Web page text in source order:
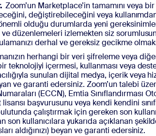
Zoom’un Marketplace’in tamamını veya
değiştirebileceğini veya
olduğu durumlarda yeni
düzenlemeleri izlemekten siz
derhal ve gereksiz gecikme
herhangi bir veri şifreleme veya
teknolojiyi içermesi, kullanması veya
sunulan dijital medya, içerik
ve garanti edersiniz. Zoom’un talebi
(ECCN), Emtia
başvurusunu veya kendi kendini
çalıştırmak için gereken son
son kullanıcılara yukarıda açıklanan
aldığınızı) beyan ve garanti edersiniz.